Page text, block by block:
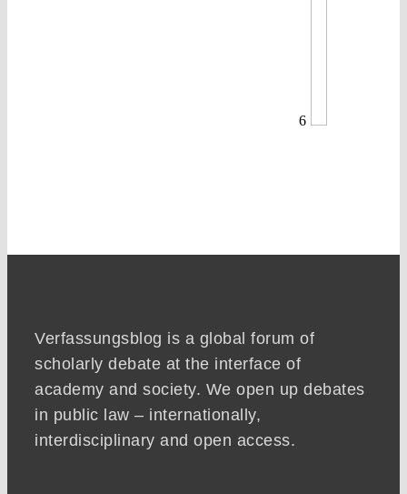
6
Verfassungsblog is a global forum of
scholarly debate at the interface of
academy and society. We open up debates
in public law – internationally,
interdisciplinary and open access.